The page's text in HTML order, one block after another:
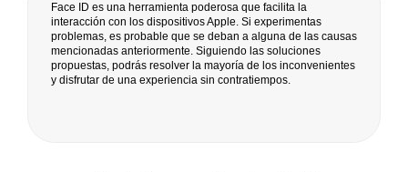
Face ID es una herramienta poderosa que facilita la
interacción con los dispositivos Apple. Si experimentas
problemas, es probable que se deban a alguna de las causas
mencionadas anteriormente. Siguiendo las soluciones
propuestas, podrás resolver la mayoría de los inconvenientes
y disfrutar de una experiencia sin contratiempos.